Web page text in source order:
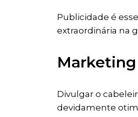
Publicidade é
extraordinária na
Divulgar o
devidamente